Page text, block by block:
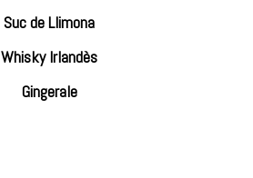
Suc de Llimona
Whisky Irlandès
Gingerale